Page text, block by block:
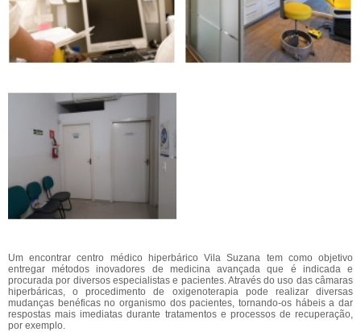
Um encontrar centro médico hiperbárico Vila Suzana tem como objetivo
entregar métodos inovadores de medicina avançada que é indicada e
procurada por diversos especialistas e pacientes. Através do uso das câmaras
hiperbáricas, o procedimento de oxigenoterapia pode realizar diversas
mudanças benéficas no organismo dos pacientes, tornando-os hábeis a dar
respostas mais imediatas durante tratamentos e processos de recuperação,
por exemplo.